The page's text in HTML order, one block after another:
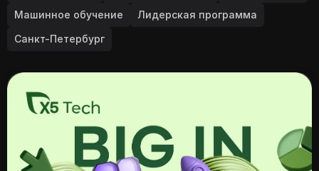
Машинное обучение
Лидерская программа
Санкт-Петербург